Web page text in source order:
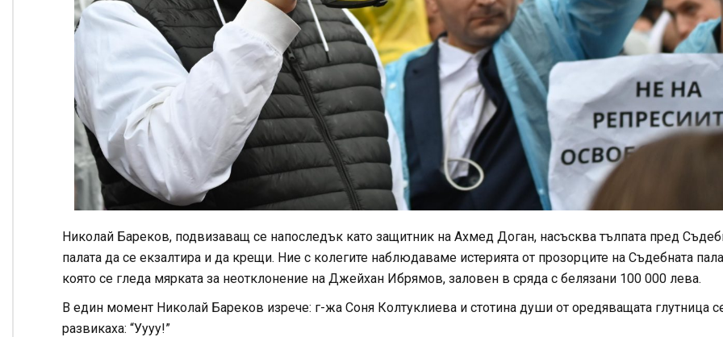
Николай Бареков, подвизаващ се напоследък като защитник на Ахмед Доган, насъсква тълпата пред
палата да се екзалтира и да крещи. Ние с колегите наблюдаваме истерията от прозорците на Съдебната
която се гледа мярката за неотклонение на Джейхан Ибрямов, заловен в сряда с белязани 100 000 лева.
В един момент Николай Бареков изрече: г-жа Соня Колтуклиева и стотина души от оредяващата глутница
развикаха: “Уууу!”